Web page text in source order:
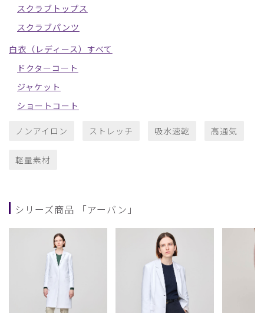
スクラブトップス
スクラブパンツ
白衣（レディース）すべて
ドクターコート
ジャケット
ショートコート
ノンアイロン ストレッチ 吸水速乾 高通気
軽量素材
シリーズ商品 「アーバン」